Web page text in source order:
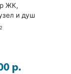
ЖК,
и душ
2
р.